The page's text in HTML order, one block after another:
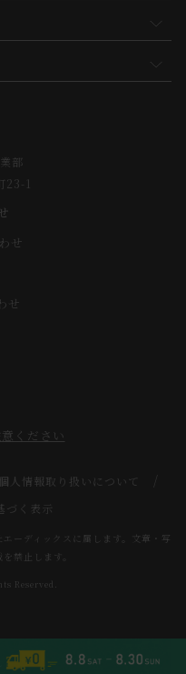
部
23-1
せ
せ
ください
個人情報取り扱いについて
づく表示
ーディックスに属します。文章・写
禁止します。
Reserved.